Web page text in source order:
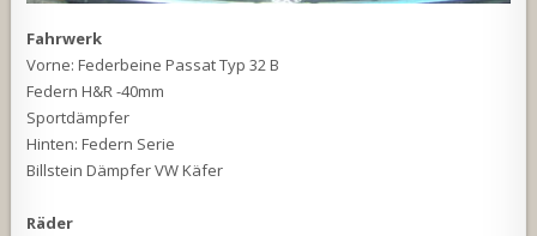
Fahrwerk
Vorne: Federbeine Passat Typ 32 B
Federn H&R -40mm
Sportdämpfer
Hinten: Federn Serie
Billstein Dämpfer VW Käfer
Räder